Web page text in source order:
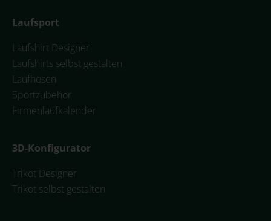
Laufsport
Laufshirt Designer
Laufshirts selbst gestalten
Laufhosen
Sportzubehör
Firmenlaufkalender
3D-Konfigurator
Trikot Designer
Trikot selbst gestalten